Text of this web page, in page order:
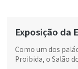
G02
Como um dos
Proibida, o Salão